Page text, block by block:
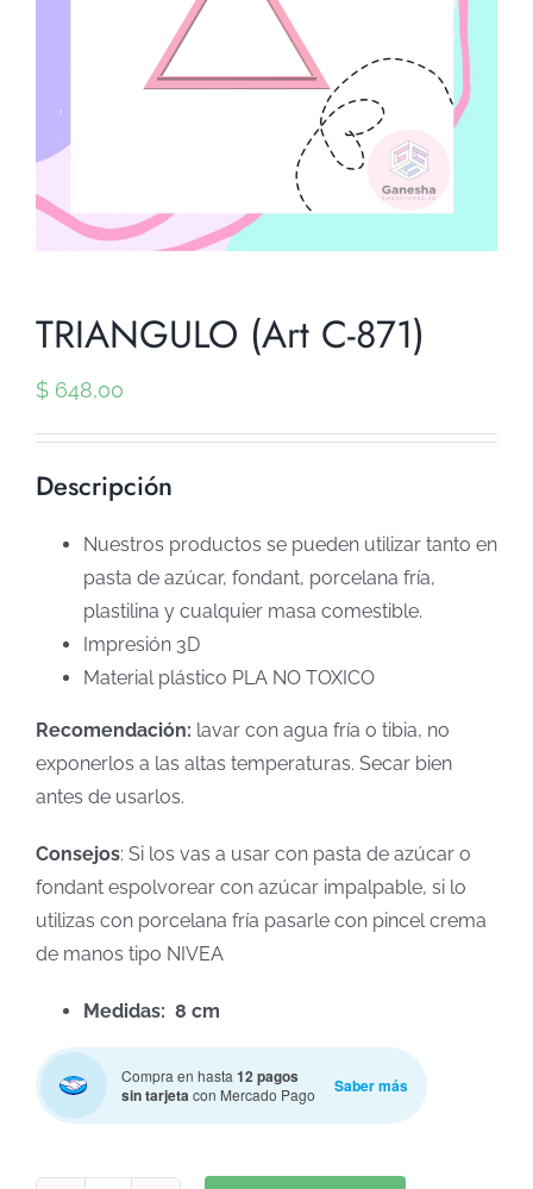
TRIANGULO (Art C-871)
$ 648,00
Descripción
Nuestros productos se pueden utilizar tanto en
pasta de azúcar, fondant, porcelana fría,
plastilina y cualquier masa comestible.
Impresión 3D
Material plástico PLA NO TOXICO
Recomendación: lavar con agua fría o tibia, no
exponerlos a las altas temperaturas. Secar bien
antes de usarlos.
Consejos: Si los vas a usar con pasta de azúcar o
fondant espolvorear con azúcar impalpable, si lo
utilizas con porcelana fría pasarle con pincel crema
de manos tipo NIVEA
Medidas: 8 cm
Compra en hasta12 pagos
sin tarjetacon Mercado Pago Saber más